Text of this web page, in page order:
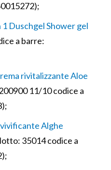
Duschgel Shower gel
a barre:
rivitalizzante Aloe
11/10 codice a
Alghe
35014 codice a